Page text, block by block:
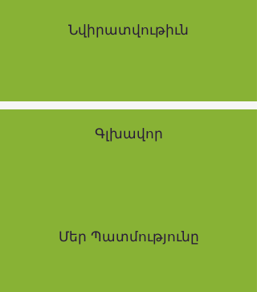
Նվիրատվութիւն
Գլխավոր
Մեր Պատմությունը